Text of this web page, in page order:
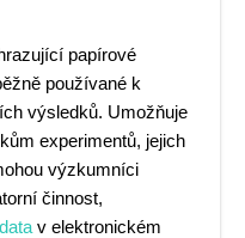
papírové
používané k
výsledků. Umožňuje
experimentů, jejich
výzkumníci
činnost,
data v elektronickém